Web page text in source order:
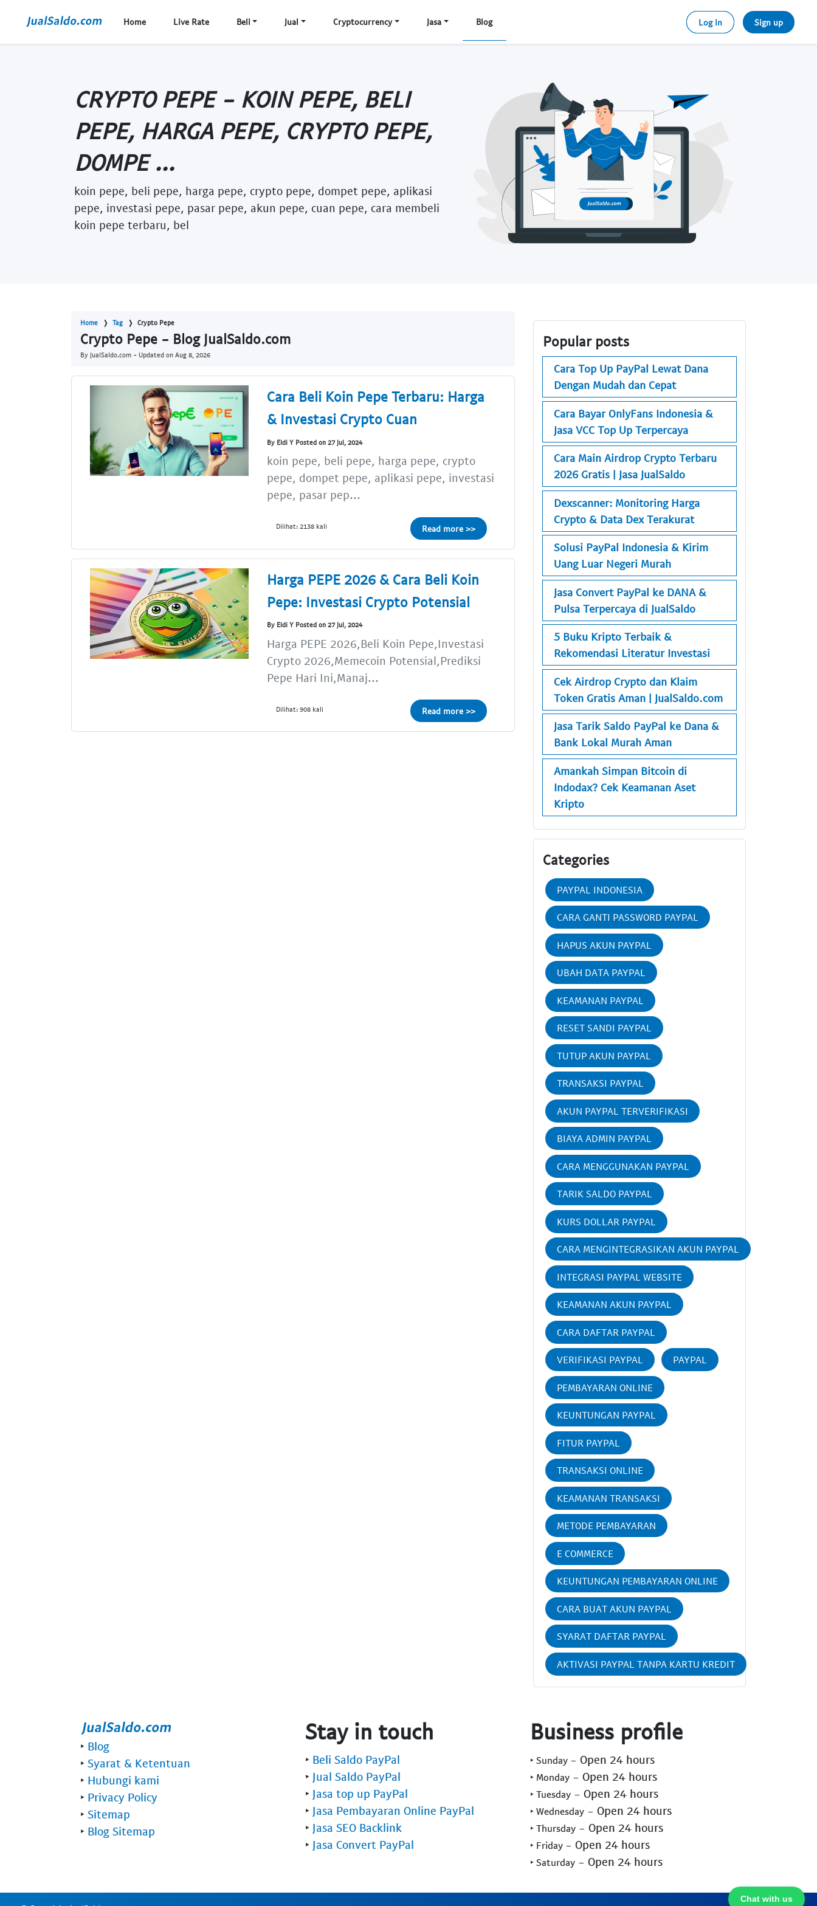
Home Live Rate Beli Jual Cryptocurrency Jasa Blog Log in Sign up
CRYPTO PEPE - KOIN PEPE, BELI
PEPE, HARGA PEPE, CRYPTO PEPE,
DOMPE ...
koin pepe, beli pepe, harga pepe, crypto pepe, dompet pepe, aplikasi
pepe, investasi pepe, pasar pepe, akun pepe, cuan pepe, cara membeli
koin pepe terbaru, bel
Home Tag Crypto Pepe
Crypto Pepe - Blog JualSaldo.com
By JualSaldo.com - Updated on Aug 8, 2026
Cara Beli Koin Pepe Terbaru: Harga
& Investasi Crypto Cuan
By Eldi Y Posted on 27 Jul, 2024
koin pepe, beli pepe, harga pepe, crypto
pepe, dompet pepe, aplikasi pepe, investasi
pepe, pasar pep...
Dilihat: 2138 kali Read more >>
Harga PEPE 2026 & Cara Beli Koin
Pepe: Investasi Crypto Potensial
By Eldi Y Posted on 27 Jul, 2024
Harga PEPE 2026,Beli Koin Pepe,Investasi
Crypto 2026,Memecoin Potensial,Prediksi
Pepe Hari Ini,Manaj...
Dilihat: 908 kali Read more >>
Popular posts
Cara Top Up PayPal Lewat Dana
Dengan Mudah dan Cepat
Cara Bayar OnlyFans Indonesia &
Jasa VCC Top Up Terpercaya
Cara Main Airdrop Crypto Terbaru
2026 Gratis | Jasa JualSaldo
Dexscanner: Monitoring Harga
Crypto & Data Dex Terakurat
Solusi PayPal Indonesia & Kirim
Uang Luar Negeri Murah
Jasa Convert PayPal ke DANA &
Pulsa Terpercaya di JualSaldo
5 Buku Kripto Terbaik &
Rekomendasi Literatur Investasi
Cek Airdrop Crypto dan Klaim
Token Gratis Aman | JualSaldo.com
Jasa Tarik Saldo PayPal ke Dana &
Bank Lokal Murah Aman
Amankah Simpan Bitcoin di
Indodax? Cek Keamanan Aset
Kripto
Categories
PAYPAL INDONESIA
CARA GANTI PASSWORD PAYPAL
HAPUS AKUN PAYPAL
UBAH DATA PAYPAL
KEAMANAN PAYPAL
RESET SANDI PAYPAL
TUTUP AKUN PAYPAL
TRANSAKSI PAYPAL
AKUN PAYPAL TERVERIFIKASI
BIAYA ADMIN PAYPAL
CARA MENGGUNAKAN PAYPAL
TARIK SALDO PAYPAL
KURS DOLLAR PAYPAL
CARA MENGINTEGRASIKAN AKUN PAYPAL
INTEGRASI PAYPAL WEBSITE
KEAMANAN AKUN PAYPAL
CARA DAFTAR PAYPAL
VERIFIKASI PAYPAL PAYPAL
PEMBAYARAN ONLINE
KEUNTUNGAN PAYPAL
FITUR PAYPAL
TRANSAKSI ONLINE
KEAMANAN TRANSAKSI
METODE PEMBAYARAN
E COMMERCE
KEUNTUNGAN PEMBAYARAN ONLINE
CARA BUAT AKUN PAYPAL
SYARAT DAFTAR PAYPAL
AKTIVASI PAYPAL TANPA KARTU KREDIT
Chat with us
‣ Blog
‣ Syarat & Ketentuan
‣ Hubungi kami
‣ Privacy Policy
‣ Sitemap
‣ Blog Sitemap
Stay in touch
‣ Beli Saldo PayPal
‣ Jual Saldo PayPal
‣ Jasa top up PayPal
‣ Jasa Pembayaran Online PayPal
‣ Jasa SEO Backlink
‣ Jasa Convert PayPal
Business profile
‣ Sunday - Open 24 hours
‣ Monday - Open 24 hours
‣ Tuesday - Open 24 hours
‣ Wednesday - Open 24 hours
‣ Thursday - Open 24 hours
‣ Friday - Open 24 hours
‣ Saturday - Open 24 hours